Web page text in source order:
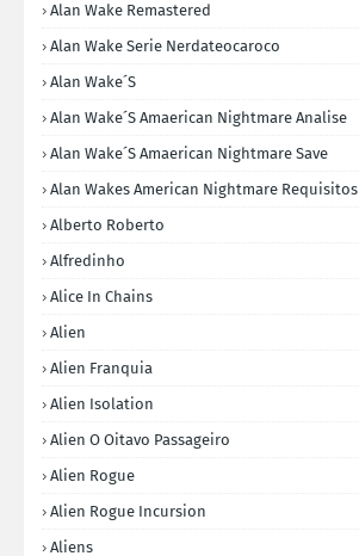
Alan Wake Remastered
Alan Wake Serie Nerdateocaroco
Alan Wake´s
Alan Wake´s Amaerican Nightmare Analise
Alan Wake´s Amaerican Nightmare Save
Alan Wakes American Nightmare Requisitos
Alberto Roberto
Alfredinho
Alice In Chains
Alien
Alien Franquia
Alien Isolation
Alien O Oitavo Passageiro
Alien Rogue
Alien Rogue Incursion
Aliens